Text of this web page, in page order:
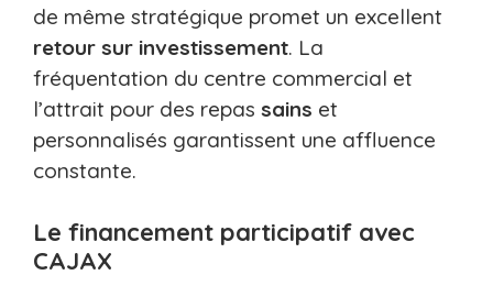
de même stratégique promet un excellent
retour sur investissement. La
fréquentation du centre commercial et
l’attrait pour des repas sains et
personnalisés garantissent une affluence
constante.
Le financement participatif avec
CAJAX